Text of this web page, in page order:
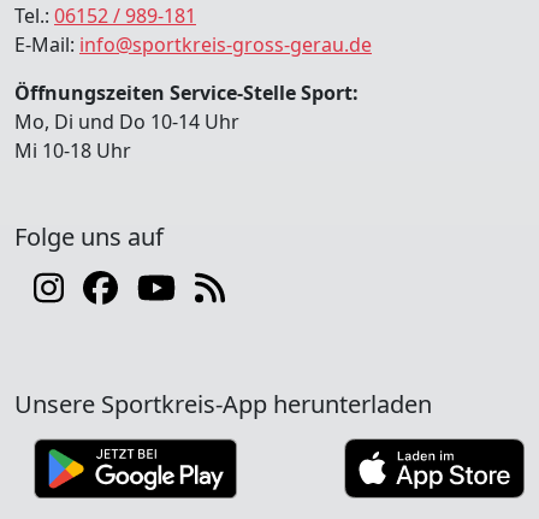
Tel.: 06152 / 989-181
E-Mail: info@sportkreis-gross-gerau.de
Öffnungszeiten Service-Stelle Sport:
Mo, Di und Do 10-14 Uhr
Mi 10-18 Uhr
Folge uns auf
Unsere Sportkreis-App herunterladen